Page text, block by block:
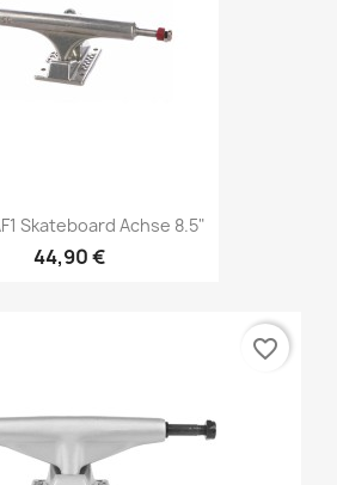
Skateboard Achse 8.5"
44,90 €
favorite_border